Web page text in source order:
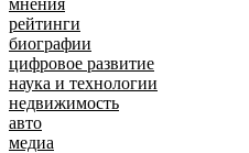
мнения
рейтинги
биографии
цифровое развитие
наука и технологии
недвижимость
авто
медиа